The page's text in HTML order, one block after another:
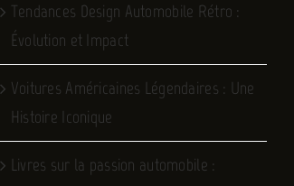
Tendances Design Automobile Rétro :
Évolution et Impact
Voitures Américaines Légendaires : Une
Histoire Iconique
Livres sur la passion automobile :